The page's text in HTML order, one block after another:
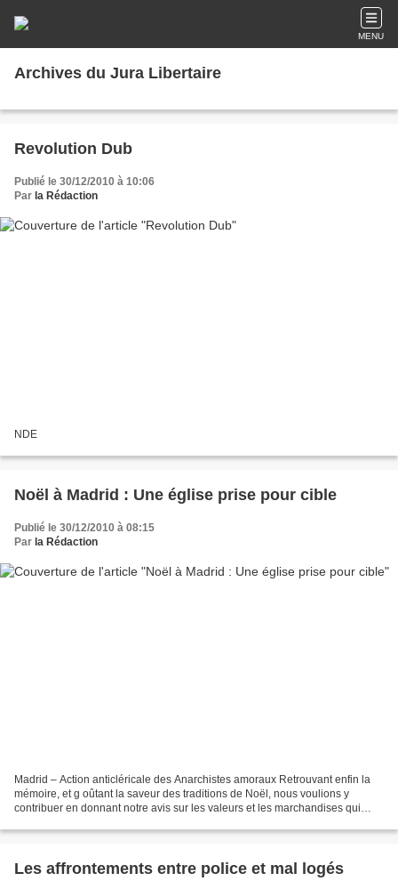
MENU
Archives du Jura Libertaire
Revolution Dub
Publié le 30/12/2010 à 10:06
Par la Rédaction
NDE
Noël à Madrid : Une église prise pour cible
Publié le 30/12/2010 à 08:15
Par la Rédaction
Madrid – Action anticléricale des Anarchistes amoraux Retrouvant enfin la
mémoire, et g oûtant la saveur des traditions de Noël, nous voulions y
contribuer en donnant notre avis sur les valeurs et les marchandises qui
Les affrontements entre police et mal logés